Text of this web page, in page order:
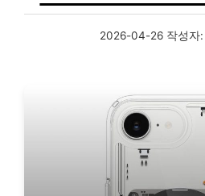
2026-04-26 작성자: